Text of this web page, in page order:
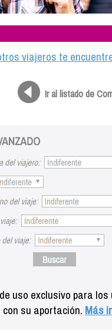
viajeros te
Ir al listado de
uso exclusivo para
su aportación. Más